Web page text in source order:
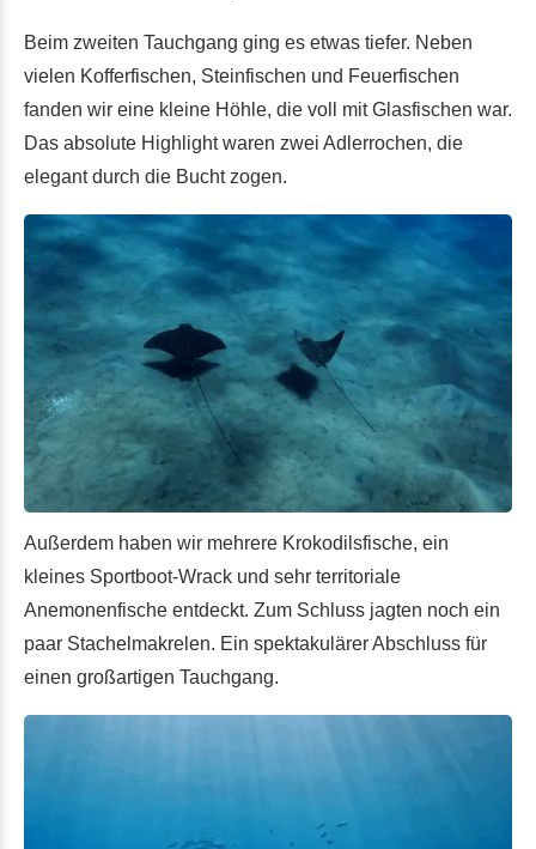
Beim zweiten Tauchgang ging es etwas tiefer. Neben
vielen Kofferfischen, Steinfischen und Feuerfischen
fanden wir eine kleine Höhle, die voll mit Glasfischen war.
Das absolute Highlight waren zwei Adlerrochen, die
elegant durch die Bucht zogen.
Außerdem haben wir mehrere Krokodilsfische, ein
kleines Sportboot-Wrack und sehr territoriale
Anemonenfische entdeckt. Zum Schluss jagten noch ein
paar Stachelmakrelen. Ein spektakulärer Abschluss für
einen großartigen Tauchgang.